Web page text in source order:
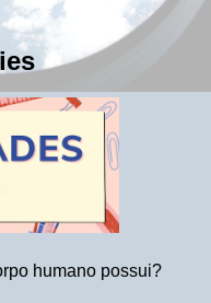
humano possui?